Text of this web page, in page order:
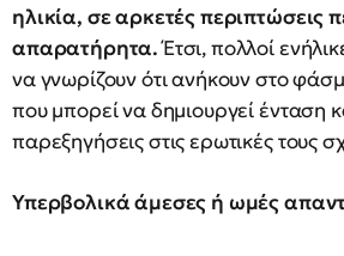
ηλικία, σε αρκετές περιπτώσεις
απαρατήρητα.Έτσι, πολλοί
να γνωρίζουν ότι ανήκουν στο
που μπορεί να δημιουργεί ένταση
παρεξηγήσεις στις ερωτικές τους
Υπερβολικά άμεσες ή ωμές